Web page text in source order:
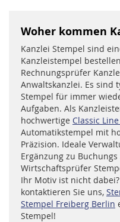
Woher kommen
Kanzlei Stempel sind
Kanzleistempel
Rechnungsprüfer
Anwaltskanzlei. Es sind
Stempel für immer
Aufgaben. Als
hochwertige Classic
Automatikstempel mit
Präzision. Ideale
Ergänzung zu
Wirtschaftsprüfer
Ihr Motiv ist nicht
kontaktieren Sie uns,
Stempel Freiberg Berlin
Stempel!